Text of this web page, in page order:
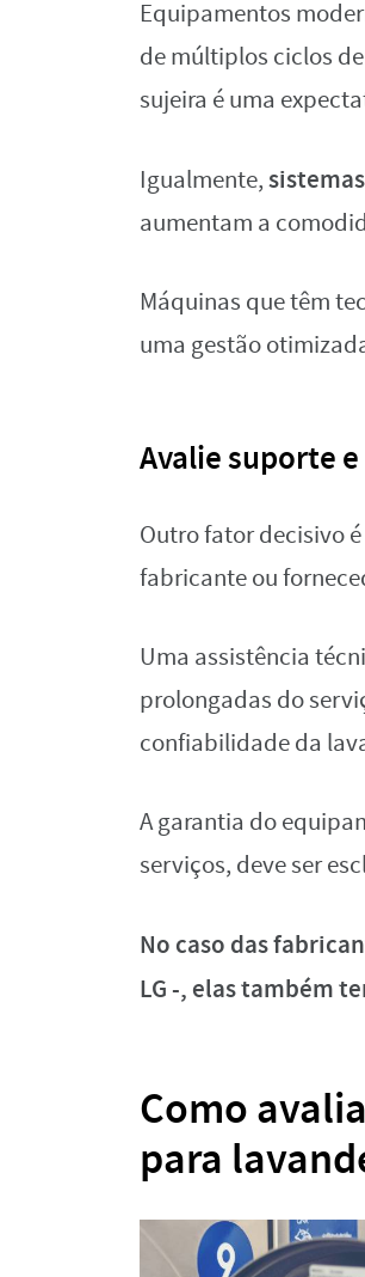
Equipamentos
de múltiplos ciclos
sujeira é uma
Igualmente,
aumentam a
Máquinas que têm
uma gestão
Avalie suporte
Outro fator decisivo
fabricante ou
Uma assistência
prolongadas do
confiabilidade da
A garantia do
serviços, deve ser
No caso das
LG -, elas também
Como
para